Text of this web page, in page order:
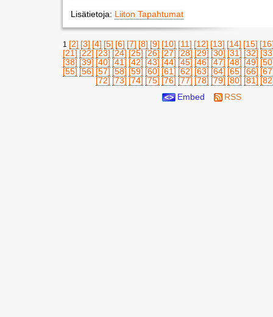
Lisätietoja: Liiton Tapahtumat
1 [2] [3] [4] [5] [6] [7] [8] [9] [10] [11] [12] [13] [14] [15]
[21] [22] [23] [24] [25] [26] [27] [28] [29] [30] [31] [32]
[38] [39] [40] [41] [42] [43] [44] [45] [46] [47] [48] [49]
[55] [56] [57] [58] [59] [60] [61] [62] [63] [64] [65] [66]
[72] [73] [74] [75] [76] [77] [78] [79] [80] [81]
Embed
RSS